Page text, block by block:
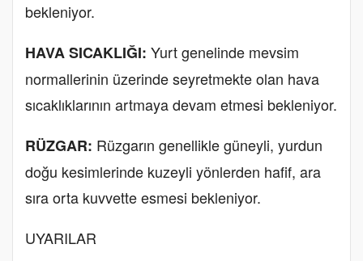
bekleniyor.
HAVA SICAKLIĞI: Yurt genelinde mevsim
normallerinin üzerinde seyretmekte olan hava
sıcaklıklarının artmaya devam etmesi bekleniyor.
RÜZGAR: Rüzgarın genellikle güneyli, yurdun
doğu kesimlerinde kuzeyli yönlerden hafif, ara
sıra orta kuvvette esmesi bekleniyor.
UYARILAR